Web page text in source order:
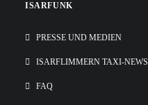
ISARFUNK
PRESSE UND MEDIEN
ISARFLIMMERN TAXI-NEWS
FAQ